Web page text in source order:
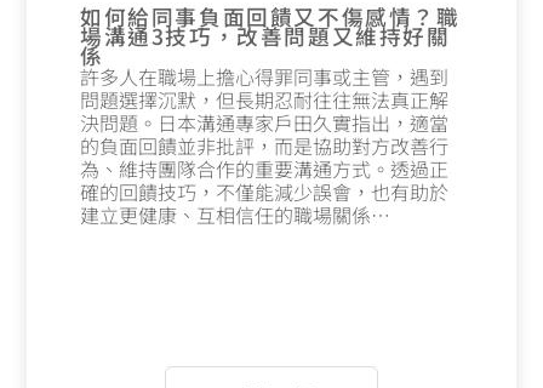
如何給同事負面回饋又不傷感情？職
場溝通3技巧，改善問題又維持好關
係
許多人在職場上擔心得罪同事或主管，遇到
問題選擇沉默，但長期忍耐往往無法真正解
決問題。日本溝通專家戶田久實指出，適當
的負面回饋並非批評，而是協助對方改善行
為、維持團隊合作的重要溝通方式。透過正
確的回饋技巧，不僅能減少誤會，也有助於
建立更健康、互相信任的職場關係…